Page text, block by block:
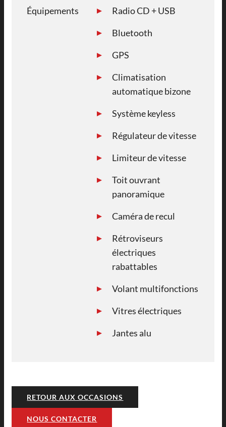
Équipements
Radio CD + USB
Bluetooth
GPS
Climatisation
automatique bizone
Système keyless
Régulateur de vitesse
Limiteur de vitesse
Toit ouvrant
panoramique
Caméra de recul
Rétroviseurs
électriques
rabattables
Volant multifonctions
Vitres électriques
Jantes alu
RETOUR AUX OCCASIONS
NOUS CONTACTER